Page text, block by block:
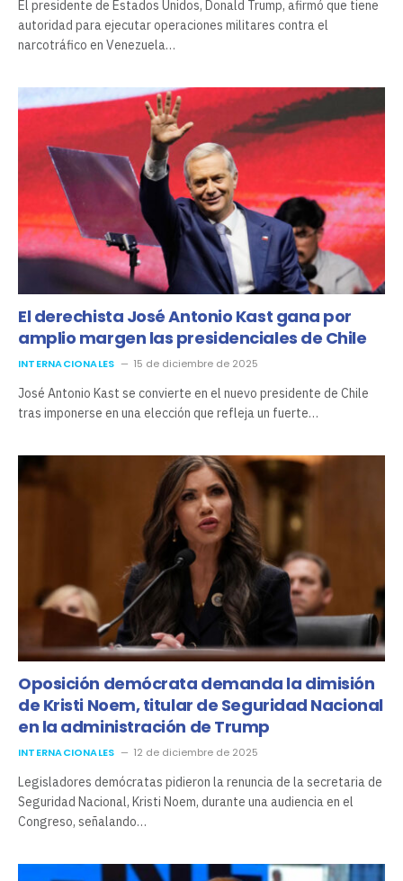
El presidente de Estados Unidos, Donald Trump, afirmó que tiene
autoridad para ejecutar operaciones militares contra el
narcotráfico en Venezuela…
El derechista José Antonio Kast gana por
amplio margen las presidenciales de Chile
INTERNACIONALES 15 de diciembre de 2025
José Antonio Kast se convierte en el nuevo presidente de Chile
tras imponerse en una elección que refleja un fuerte…
Oposición demócrata demanda la dimisión
de Kristi Noem, titular de Seguridad Nacional
en la administración de Trump
INTERNACIONALES 12 de diciembre de 2025
Legisladores demócratas pidieron la renuncia de la secretaria de
Seguridad Nacional, Kristi Noem, durante una audiencia en el
Congreso, señalando…